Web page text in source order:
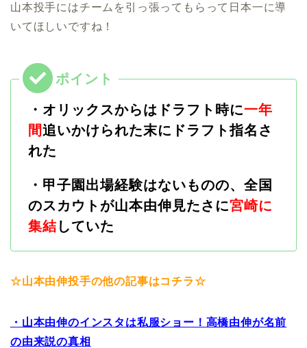
山本投手にはチームを引っ張ってもらって日本一に導
いてほしいですね！
・オリックスからはドラフト時に一年
間追いかけられた末にドラフト指名さ
れた
・甲子園出場経験はないものの、全国
のスカウトが山本由伸見たさに宮崎に
集結 していた
☆山本由伸投手の他の記事はコチラ☆
・山本由伸のインスタは私服ショー！高橋由伸が名前
の由来説の真相